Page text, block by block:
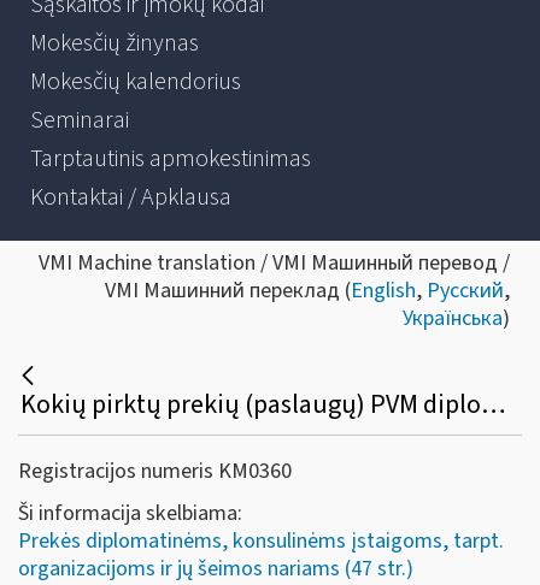
Mokesčių žinynas
Mokesčių kalendorius
Seminarai
Tarptautinis apmokestinimas
Kontaktai / Apklausa
VMI Machine translation / VMI Машинный перевод /
VMI Машинний переклад (English, Русский,
Українська)
Kokių pirktų prekių (paslaugų) PVM diplomatinėms atstovybėms, konsulinėms įstaigoms ir tarptautinėms organizacijoms ar jų atstovybėms negali būti grąžinamas?
Registracijos numeris KM0360
Ši informacija skelbiama:
Prekės diplomatinėms, konsulinėms įstaigoms, tarpt.
organizacijoms ir jų šeimos nariams (47 str.)